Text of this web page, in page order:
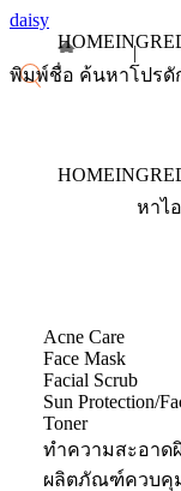
daisy
HOME
HOME
หาไ
Acne Care
Face Mask
Facial Scrub
Sun Protection/
Toner
ทำความสะอาดผิ
ผลิตภัณฑ์ควบคุ